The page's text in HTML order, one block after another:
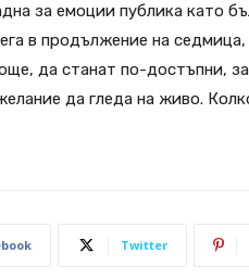
за емоции публика като
в продължение на
да станат по-достъпни,
да гледа на живо.
Twitter